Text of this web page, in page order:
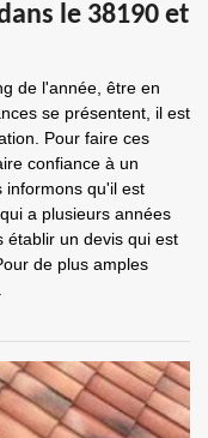
le 38190 et
de l'année, être en
se présentent, il est
Pour faire ces
confiance à un
informons qu'il est
a plusieurs années
établir un devis qui est
de plus amples